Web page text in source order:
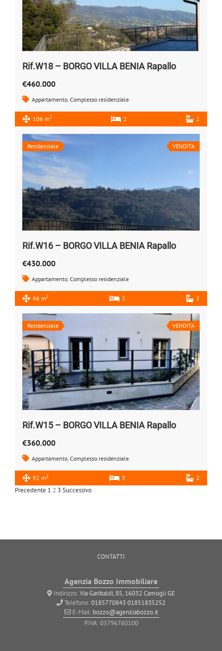
Rif.W18 – BORGO VILLA BENIA Rapallo
€460.000
Appartamento Complesso residenziale
106 m2 2 2
Residenziale VENDITA
Rif.W16 – BORGO VILLA BENIA Rapallo
€430.000
Appartamento Complesso residenziale
96 m2 2 2
Residenziale VENDITA
Rif.W15 – BORGO VILLA BENIA Rapallo
€360.000
Appartamento, Complesso residenziale
92 m2 3 2
Precedente 1 2 3 Successivo
CONTATTI
Agenzia Bozzo Immobiliare
Indirizzo:Via Garibaldi, 85, 16032 Camogli GE
Telefono:0185770843 01851835252
E-Mail: bozzo@agenziabozzo.it
P.IVA: 03796760100